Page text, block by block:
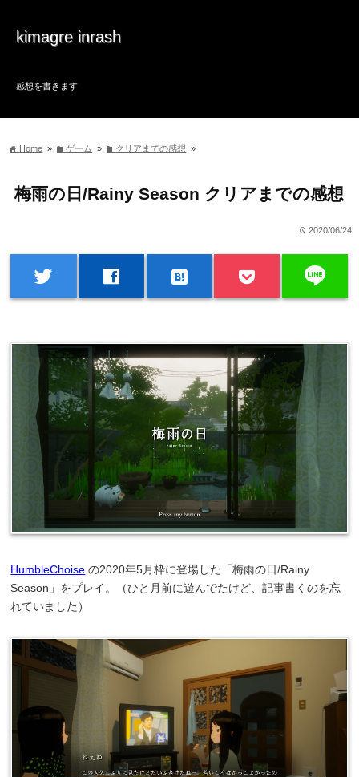
kimagre inrash
感想を書きます
home Home » folderゲーム » folder クリアまでの感想 »
梅雨の日/Rainy Season クリアまでの感想
time 2020/06/24
twitter facebook hatenabookmark line
HumbleChoise の2020年5月枠に登場した「梅雨の日/Rainy
Season」をプレイ。（ひと月前に遊んでたけど、記事書くのを忘
れていました）